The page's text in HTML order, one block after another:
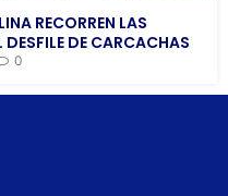
RECORREN LAS
DE CARCACHAS
0